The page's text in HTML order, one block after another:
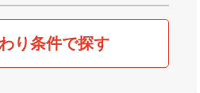
り条件で探す